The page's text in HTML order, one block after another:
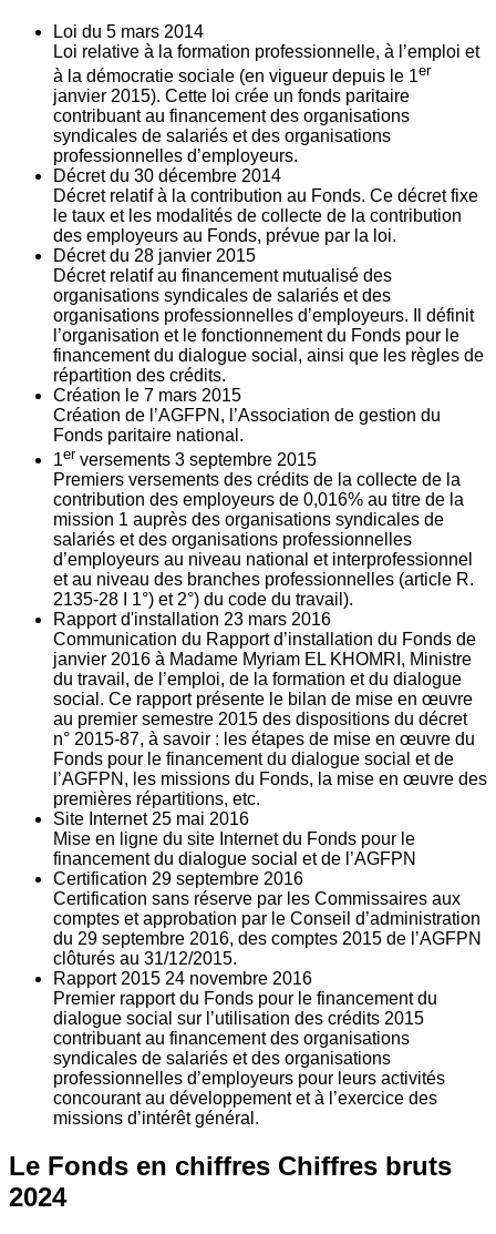
Loi du 5 mars 2014
Loi relative à la formation professionnelle, à l’emploi et
à la démocratie sociale (en vigueur depuis le 1er
janvier 2015). Cette loi crée un fonds paritaire
contribuant au financement des organisations
syndicales de salariés et des organisations
professionnelles d’employeurs.
Décret du 30 décembre 2014
Décret relatif à la contribution au Fonds. Ce décret fixe
le taux et les modalités de collecte de la contribution
des employeurs au Fonds, prévue par la loi.
Décret du 28 janvier 2015
Décret relatif au financement mutualisé des
organisations syndicales de salariés et des
organisations professionnelles d’employeurs. Il définit
l’organisation et le fonctionnement du Fonds pour le
financement du dialogue social, ainsi que les règles de
répartition des crédits.
Création le 7 mars 2015
Création de l’AGFPN, l’Association de gestion du
Fonds paritaire national.
1er versements 3 septembre 2015
Premiers versements des crédits de la collecte de la
contribution des employeurs de 0,016% au titre de la
mission 1 auprès des organisations syndicales de
salariés et des organisations professionnelles
d’employeurs au niveau national et interprofessionnel
et au niveau des branches professionnelles (article R.
2135‐28 I 1°) et 2°) du code du travail).
Rapport d'installation 23 mars 2016
Communication du Rapport d’installation du Fonds de
janvier 2016 à Madame Myriam EL KHOMRI, Ministre
du travail, de l’emploi, de la formation et du dialogue
social. Ce rapport présente le bilan de mise en œuvre
au premier semestre 2015 des dispositions du décret
n° 2015-87, à savoir : les étapes de mise en œuvre du
Fonds pour le financement du dialogue social et de
l’AGFPN, les missions du Fonds, la mise en œuvre des
premières répartitions, etc.
Site Internet 25 mai 2016
Mise en ligne du site Internet du Fonds pour le
financement du dialogue social et de l’AGFPN
Certification 29 septembre 2016
Certification sans réserve par les Commissaires aux
comptes et approbation par le Conseil d’administration
du 29 septembre 2016, des comptes 2015 de l’AGFPN
clôturés au 31/12/2015.
Rapport 2015 24 novembre 2016
Premier rapport du Fonds pour le financement du
dialogue social sur l’utilisation des crédits 2015
contribuant au financement des organisations
syndicales de salariés et des organisations
professionnelles d’employeurs pour leurs activités
concourant au développement et à l’exercice des
missions d’intérêt général.
Le Fonds en chiffres Chiffres bruts
2024